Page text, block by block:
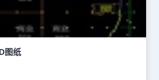
据着重要的位置。它的形状一般是折线形
符号来表示。楼梯的宽度、踏步的高度和
上都有明确的标注。想要查看更多的CAD
CAD官网进行查询。本CAD制图素材仅
用。
图纸